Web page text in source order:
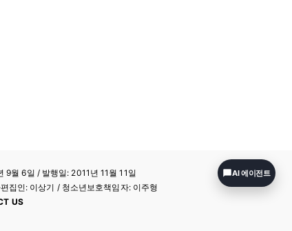
9월 6일 / 발행일: 2011년 11월 11일
집인: 이상기 / 청소년보호책임자: 이주형
US
AI 에이전트